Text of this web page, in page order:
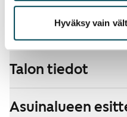
Hyväksy vain
Savuton talo
Talon tiedot
Asuinalueen